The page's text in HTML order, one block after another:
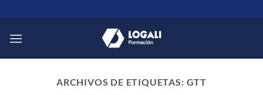
al
contenido
ARCHIVOS DE ETIQUETAS: GTT